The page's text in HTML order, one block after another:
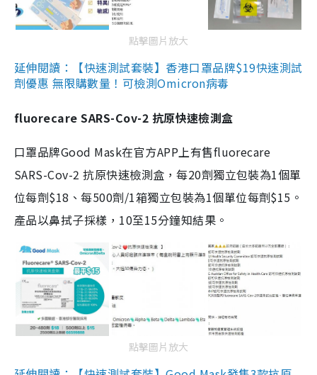
點擊圖片放大
延伸閱讀：【快速測試套裝】香港口罩品牌$19快速測試
劑優惠 無限購數量！可檢測Omicron病毒
fluorecare SARS-Cov-2 抗原快速檢測盒
口罩品牌Good Mask在官方APP上有售fluorecare
SARS-Cov-2 抗原快速檢測盒，每20劑獨立包裝為1個單
位每劑$18、每500劑/1箱獨立包裝為1個單位每劑$15。
產品以鼻拭子採樣，10至15分鐘知結果。
點擊圖片放大